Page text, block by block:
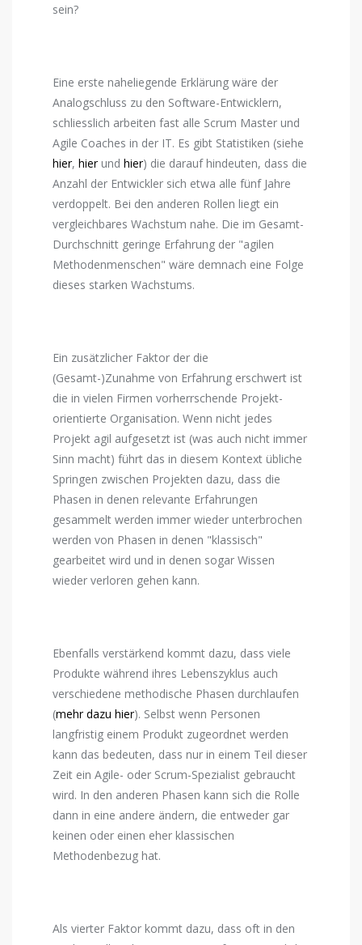
sein?
Eine erste naheliegende Erklärung wäre der
Analogschluss zu den Software-Entwicklern,
schliesslich arbeiten fast alle Scrum Master und
Agile Coaches in der IT. Es gibt Statistiken (siehe
hier, hierund hier) die darauf hindeuten, dass die
Anzahl der Entwickler sich etwa alle fünf Jahre
verdoppelt. Bei den anderen Rollen liegt ein
vergleichbares Wachstum nahe. Die im Gesamt-
Durchschnitt geringe Erfahrung der "agilen
Methodenmenschen" wäre demnach eine Folge
dieses starken Wachstums.
Ein zusätzlicher Faktor der die
(Gesamt-)Zunahme von Erfahrung erschwert ist
die in vielen Firmen vorherrschende Projekt-
orientierte Organisation. Wenn nicht jedes
Projekt agil aufgesetzt ist (was auch nicht immer
Sinn macht) führt das in diesem Kontext übliche
Springen zwischen Projekten dazu, dass die
Phasen in denen relevante Erfahrungen
gesammelt werden immer wieder unterbrochen
werden von Phasen in denen "klassisch"
gearbeitet wird und in denen sogar Wissen
wieder verloren gehen kann.
Ebenfalls verstärkend kommt dazu, dass viele
Produkte während ihres Lebenszyklus auch
verschiedene methodische Phasen durchlaufen
(mehr dazu hier). Selbst wenn Personen
langfristig einem Produkt zugeordnet werden
kann das bedeuten, dass nur in einem Teil dieser
Zeit ein Agile- oder Scrum-Spezialist gebraucht
wird. In den anderen Phasen kann sich die Rolle
dann in eine andere ändern, die entweder gar
keinen oder einen eher klassischen
Methodenbezug hat.
Als vierter Faktor kommt dazu, dass oft in den